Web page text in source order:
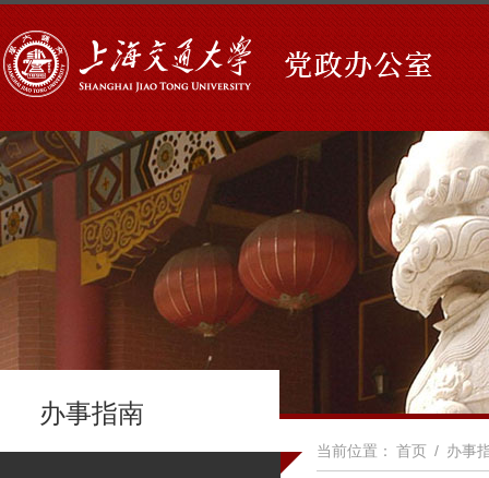
办事指南
当前位置： 首页 / 办事